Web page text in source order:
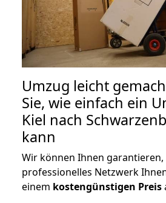
Umzug leicht
Sie, wie einfach ein
Kiel nach
kann
Wir können Ihnen garantieren,
professionelles Netzwerk
einem kostengünstigen Preis